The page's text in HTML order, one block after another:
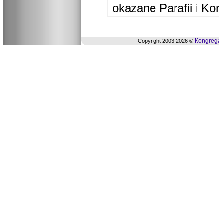
okazane Parafii i
Copyright 2003-2026 ©